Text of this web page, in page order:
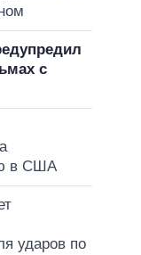
с
в США
ударов по